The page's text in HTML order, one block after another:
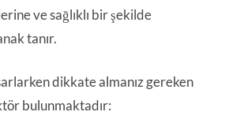
ve sağlıklı bir şekilde
tanır.
dikkate almanız gereken
bulunmaktadır: